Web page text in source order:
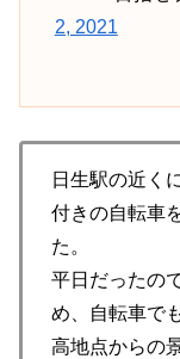
2, 2021
日生駅の近く
付きの自転車
た。
平日だったの
め、自転車で
高地点からの